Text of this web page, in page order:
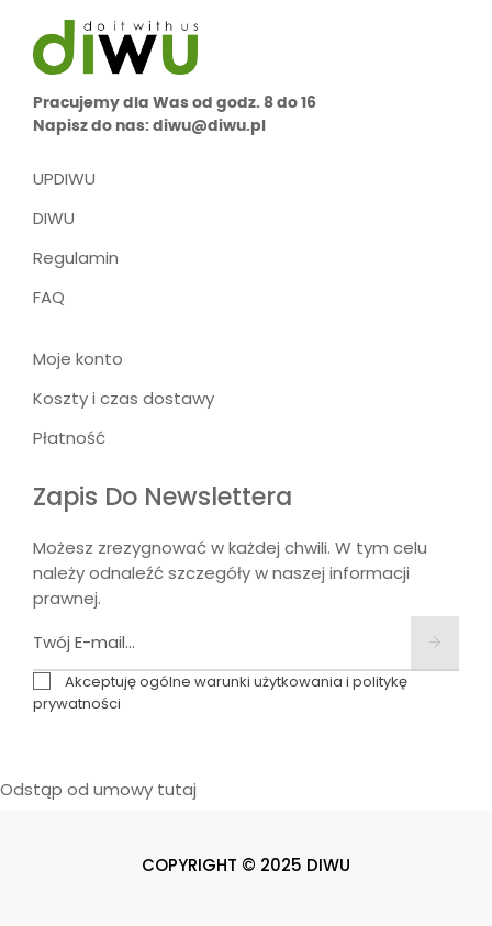
Pracujemy dla Was od godz. 8 do 16
Napisz do nas: diwu@diwu.pl
UPDIWU
DIWU
Regulamin
FAQ
Moje konto
Koszty i czas dostawy
Płatność
Zapis Do Newslettera
Możesz zrezygnować w każdej chwili. W tym celu
należy odnaleźć szczegóły w naszej informacji
prawnej.
Akceptuję ogólne warunki użytkowania i politykę
prywatności
Odstąp od umowy tutaj
COPYRIGHT © 2025 DIWU